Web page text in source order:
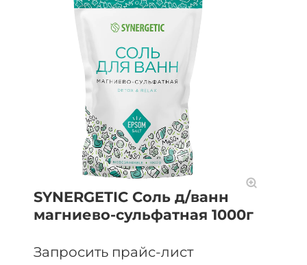
SYNERGETIC Соль д/ванн
магниево-сульфатная 1000г
Запросить прайс-лист